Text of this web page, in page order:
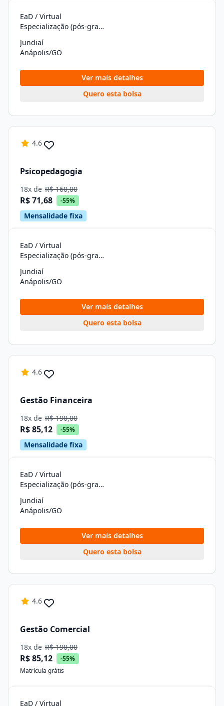
EaD / Virtual
Especialização (pós-graduação)
Jundiaí
Anápolis/GO
Ver mais detalhes
Quero esta bolsa
4.6
Psicopedagogia
18x de R$ 160,00
R$ 71,68 -55%
Mensalidade fixa
EaD / Virtual
Especialização (pós-graduação)
Jundiaí
Anápolis/GO
Ver mais detalhes
Quero esta bolsa
4.6
Gestão Financeira
18x de R$ 190,00
R$ 85,12 -55%
Mensalidade fixa
EaD / Virtual
Especialização (pós-graduação)
Jundiaí
Anápolis/GO
Ver mais detalhes
Quero esta bolsa
4.6
Gestão Comercial
18x de R$ 190,00
R$ 85,12
-55%
Matrícula grátis
EaD / Virtual